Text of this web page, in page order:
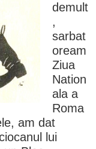
demult
,
sarbat
oream
Ziua
Nation
ala a
Roma
am dat
lui